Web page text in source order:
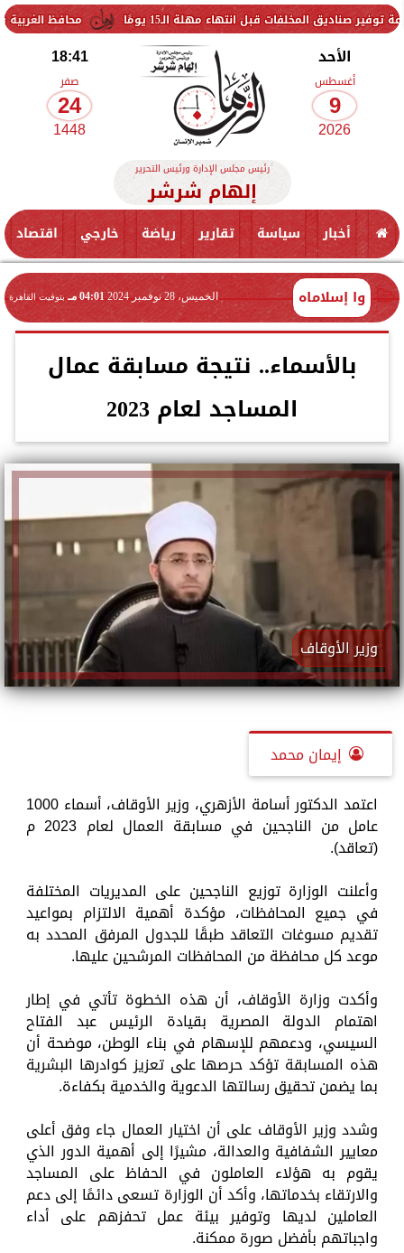
محافظ الغربية يتفقد حزمة من قبل انتهاء مهلة الـ15 يومًا
الأحد
أغسطس
9
2026
18:41
صفر
24
1448
رئيس مجلس الإدارة ورئيس التحرير
إلهام شرشر
أخبار سياسة تقارير رياضة خارجي اقتصاد
وا إسلاماه الخميس، 28 نوفمبر 2024 04:01 مـ بتوقيت القاهرة
بالأسماء.. نتيجة مسابقة عمال
المساجد لعام 2023
وزير الأوقاف
إيمان محمد
اعتمد الدكتور أسامة الأزهري، وزير الأوقاف، أسماء 1000
عامل من الناجحين في مسابقة العمال لعام 2023 م
(تعاقد).
وأعلنت الوزارة توزيع الناجحين على المديريات المختلفة
في جميع المحافظات، مؤكدة أهمية الالتزام بمواعيد
تقديم مسوغات التعاقد طبقًا للجدول المرفق المحدد به
موعد كل محافظة من المحافظات المرشحين عليها.
وأكدت وزارة الأوقاف، أن هذه الخطوة تأتي في إطار
اهتمام الدولة المصرية بقيادة الرئيس عبد الفتاح
السيسي، ودعمهم للإسهام في بناء الوطن، موضحة أن
هذه المسابقة تؤكد حرصها على تعزيز كوادرها البشرية
بما يضمن تحقيق رسالتها الدعوية والخدمية بكفاءة.
وشدد وزير الأوقاف على أن اختيار العمال جاء وفق أعلى
معايير الشفافية والعدالة، مشيرًا إلى أهمية الدور الذي
يقوم به هؤلاء العاملون في الحفاظ على المساجد
والارتقاء بخدماتها، وأكد أن الوزارة تسعى دائمًا إلى دعم
العاملين لديها وتوفير بيئة عمل تحفزهم على أداء
واجباتهم بأفضل صورة ممكنة.